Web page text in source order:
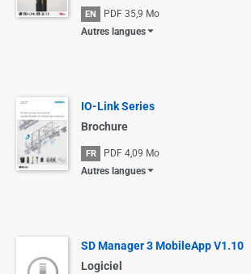
EN PDF 35,9 Mo
Autres langues
IO-Link Series
Brochure
FR PDF 4,09 Mo
Autres langues
SD Manager 3 MobileApp V1.10
Logiciel